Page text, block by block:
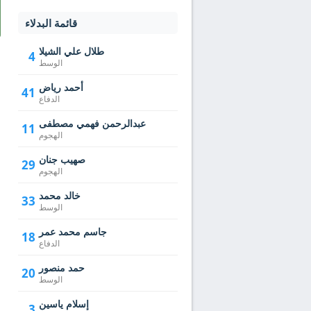
قائمة البدلاء
4 طلال علي الشيلا
الوسط
41 أحمد رياض
الدفاع
11 عبدالرحمن فهمي مصطفى
الهجوم
29 صهيب جنان
الهجوم
33 خالد محمد
الوسط
18 جاسم محمد عمر
الدفاع
20 حمد منصور
الوسط
إسلام ياسين